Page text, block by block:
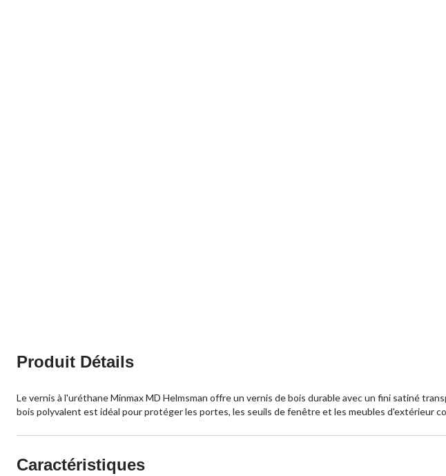
Produit Détails
Le vernis à l'uréthane Minmax MD Helmsman offre un vernis de bois durable avec un fini satiné
bois polyvalent est idéal pour protéger les portes, les seuils de fenêtre et les meubles d'extérieur
Caractéristiques